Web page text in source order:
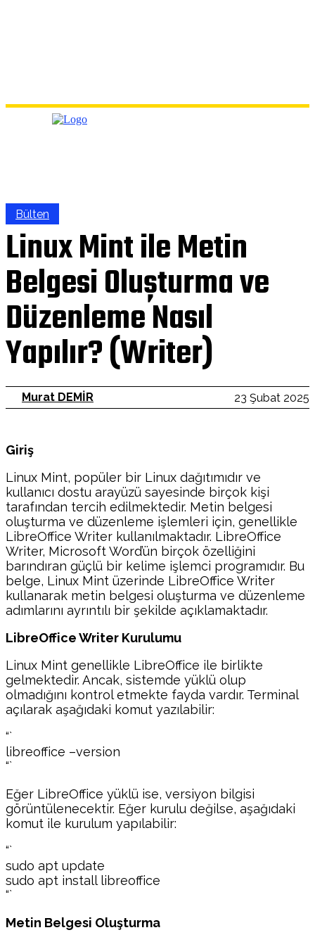
Bülten
Linux Mint ile Metin
Belgesi Oluşturma ve
Düzenleme Nasıl
Yapılır? (Writer)
23 Şubat 2025
Murat DEMİR
Giriş
Linux Mint, popüler bir Linux dağıtımıdır ve
kullanıcı dostu arayüzü sayesinde birçok kişi
tarafından tercih edilmektedir. Metin belgesi
oluşturma ve düzenleme işlemleri için, genellikle
LibreOffice Writer kullanılmaktadır. LibreOffice
Writer, Microsoft Word’ün birçok özelliğini
barındıran güçlü bir kelime işlemci programıdır. Bu
belge, Linux Mint üzerinde LibreOffice Writer
kullanarak metin belgesi oluşturma ve düzenleme
adımlarını ayrıntılı bir şekilde açıklamaktadır.
LibreOffice Writer Kurulumu
Linux Mint genellikle LibreOffice ile birlikte
gelmektedir. Ancak, sistemde yüklü olup
olmadığını kontrol etmekte fayda vardır. Terminal
açılarak aşağıdaki komut yazılabilir:
“`
libreoffice –version
“`
Eğer LibreOffice yüklü ise, versiyon bilgisi
görüntülenecektir. Eğer kurulu değilse, aşağıdaki
komut ile kurulum yapılabilir:
“`
sudo apt update
sudo apt install libreoffice
“`
Metin Belgesi Oluşturma